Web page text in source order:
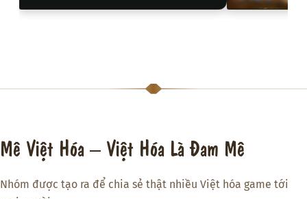
Mê Việt Hóa – Việt Hóa Là Đam Mê
Nhóm được tạo ra để chia sẻ thật nhiều Việt hóa game tới